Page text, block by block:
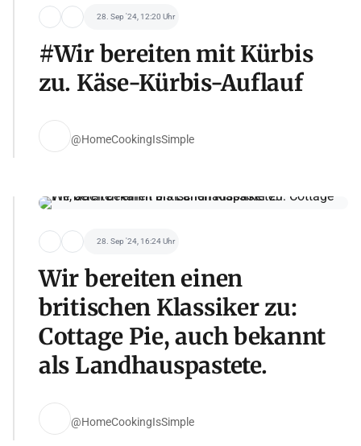
28. Sep '24, 12:20 Uhr
#Wir bereiten mit Kürbis
zu. Käse-Kürbis-Auflauf
@HomeCookingIsSimple
28. Sep '24, 16:24 Uhr
Wir bereiten einen
britischen Klassiker zu:
Cottage Pie, auch bekannt
als Landhauspastete.
@HomeCookingIsSimple